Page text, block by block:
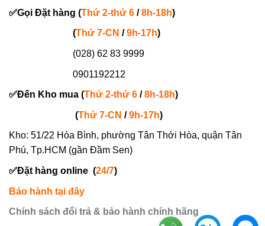
✅Gọi Đặt hàng (Thứ 2-thứ 6 /8h-18h)
(Thứ 7-CN / 9h-17h)
(028) 62 83 9999
0901192212
✅Đến Kho mua (Thứ 2-thứ 6 /8h-18h)
(Thứ 7-CN /9h-17h)
Kho: 51/22 Hòa Bình, phường Tân Thới Hòa, quận Tân
Phú, Tp.HCM (gần Đầm Sen)
✅Đặt hàng online (24/7)
Bảo hành tại đây
Chính sách đổi trả & bảo hành chính hãng